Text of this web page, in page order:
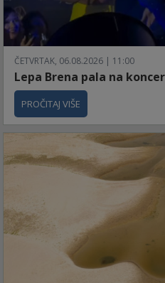
ČETVRTAK, 06.08.2026 | 11:00
Lepa Brena pala na
PROČITAJ VIŠE